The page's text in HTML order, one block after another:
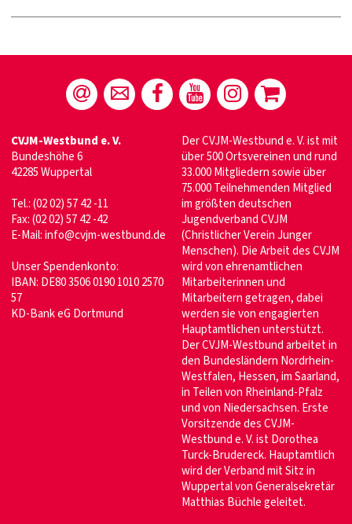
CVJM-Westbund e. V.
Bundeshöhe 6
42285 Wuppertal
Tel.: (02 02) 57 42 -11
Fax: (02 02) 57 42 -42
E-Mail:info@cvjm-westbund.de
Unser Spendenkonto:
IBAN: DE80 3506 0190 1010 2570
57
KD-Bank eG Dortmund
Der CVJM-Westbund e. V. ist mit
über 500 Ortsvereinen und rund
33.000 Mitgliedern sowie über
75.000 Teilnehmenden Mitglied
im größten deutschen
Jugendverband CVJM
(Christlicher Verein Junger
Menschen). Die Arbeit des CVJM
wird von ehrenamtlichen
Mitarbeiterinnen und
Mitarbeitern getragen, dabei
werden sie von engagierten
Hauptamtlichen unterstützt.
Der CVJM-Westbund arbeitet in
den Bundesländern Nordrhein-
Westfalen, Hessen, im Saarland,
in Teilen von Rheinland-Pfalz
und von Niedersachsen. Erste
Vorsitzende des CVJM-
Westbund e. V. ist Dorothea
Turck-Brudereck. Hauptamtlich
wird der Verband mit Sitz in
Wuppertal von Generalsekretär
Matthias Büchle geleitet.